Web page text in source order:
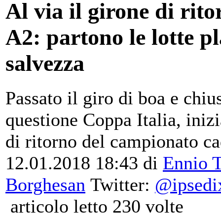
Al via il girone di
A2: partono le lotte
salvezza
Passato il giro di boa e
questione Coppa Italia,
di ritorno del campionato
12.01.2018 18:43 di Ennio
Borghesan Twitter:
articolo letto 230 volte